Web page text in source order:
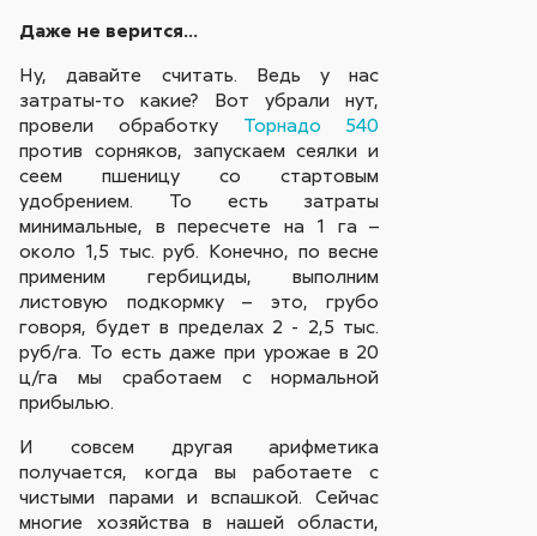
Даже не верится…
Ну, давайте считать. Ведь у нас
затраты-то какие? Вот убрали нут,
провели обработку Торнадо 540
против сорняков, запускаем сеялки и
сеем пшеницу со стартовым
удобрением. То есть затраты
минимальные, в пересчете на 1 га –
около 1,5 тыс. руб. Конечно, по весне
применим гербициды, выполним
листовую подкормку – это, грубо
говоря, будет в пределах 2 - 2,5 тыс.
руб/га. То есть даже при урожае в 20
ц/га мы сработаем с нормальной
прибылью.
И совсем другая арифметика
получается, когда вы работаете с
чистыми парами и вспашкой. Сейчас
многие хозяйства в нашей области,